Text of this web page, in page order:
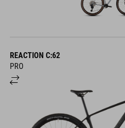
REACTION C:62
PRO